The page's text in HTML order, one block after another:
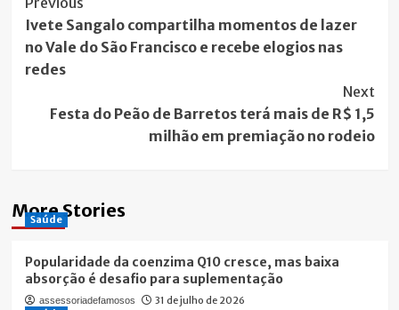
Navigation
Ivete Sangalo compartilha momentos de lazer
no Vale do São Francisco e recebe elogios nas
redes
Next
Festa do Peão de Barretos terá mais de R$ 1,5
milhão em premiação no rodeio
More Stories
Saúde
Popularidade da coenzima Q10 cresce, mas baixa
absorção é desafio para suplementação
assessoriadefamosos
31 de julho de 2026